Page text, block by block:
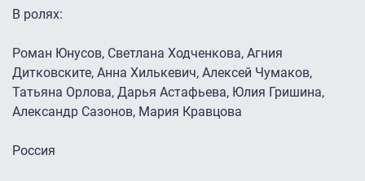
В ролях:
Роман Юнусов, Светлана Ходченкова, Агния
Дитковските, Анна Хилькевич, Алексей Чумаков,
Татьяна Орлова, Дарья Астафьева, Юлия Гришина,
Александр Сазонов, Мария Кравцова
Россия